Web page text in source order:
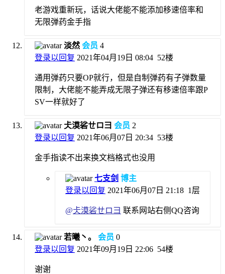
老游戏重新玩，话说大佬能不能添加移速倍率和
无限弹药金手指
淡然 会员 4
登录以回复 2021年04月19日 08:04 52楼
通用弹药只要OP就行，但是自制弹药有子弹数量
限制，大佬能不能弄成无限子弹还有移速倍率跟P
SV一样就好了
仧漠硰ㄝロ彐 会员 2
登录以回复 2021年06月07日 20:34 53楼
金手指读不出来换文档格式也没用
七支剑 博主
登录以回复 2021年06月07日 21:18 1层
@仧漠硰ㄝロ彐 联系网站右侧QQ咨询
若曦丶。 会员 0
登录以回复 2021年09月19日 22:06 54楼
谢谢